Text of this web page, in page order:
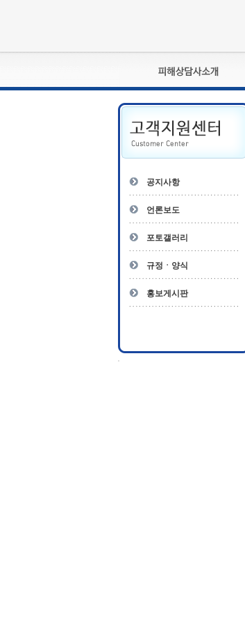
피해상담사란?
자격관리규정
상담사 자격증 확인
- 피해상담사 1급
- 전문수련감독자
- 전문수련기관
공지사항
언론보도
포토갤러리
규정ㆍ양식
홍보게시판